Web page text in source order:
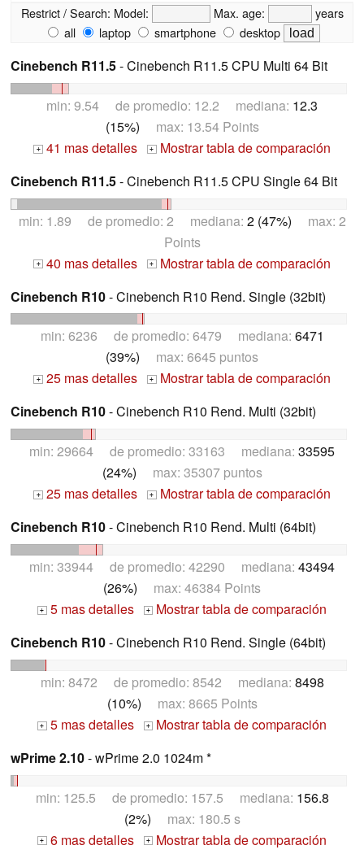
Restrict / Search: Model: Max. age:
years
all
laptop smartphone desktop
Cinebench R11.5- Cinebench R11.5 CPU Multi 64 Bit
min: 9.54 de promedio: 12.2 mediana: 12.3
(15%) max: 13.54 Points
+ 41 mas detalles + Mostrar tabla de comparación
Cinebench R11.5- Cinebench R11.5 CPU Single 64 Bit
min: 1.89 de promedio: 2 mediana: 2 (47%) max: 2
Points
+ 40 mas detalles + Mostrar tabla de comparación
Cinebench R10- Cinebench R10 Rend. Single (32bit)
min: 6236 de promedio: 6479 mediana: 6471
(39%) max: 6645 puntos
+ 25 mas detalles + Mostrar tabla de comparación
Cinebench R10- Cinebench R10 Rend. Multi (32bit)
min: 29664 de promedio: 33163 mediana: 33595
(24%) max: 35307 puntos
+ 25 mas detalles + Mostrar tabla de comparación
Cinebench R10- Cinebench R10 Rend. Multi (64bit)
min: 33944 de promedio: 42290 mediana: 43494
(26%) max: 46384 Points
+ 5 mas detalles +
Mostrar tabla de comparación
Cinebench R10- Cinebench R10 Rend. Single (64bit)
min: 8472 de promedio: 8542 mediana: 8498
(10%) max: 8665 Points
+ 5 mas detalles +
Mostrar tabla de comparación
wPrime 2.10- wPrime 2.0 1024m *
min: 125.5 de promedio: 157.5 mediana: 156.8
(2%) max: 180.5 s
+ 6 mas detalles +
Mostrar tabla de comparación